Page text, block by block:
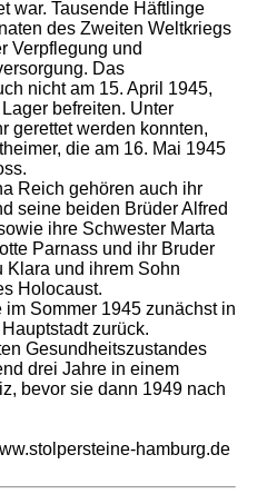
war. Tausende Häftlinge
des Zweiten Weltkriegs
Verpflegung und
Das
nicht am 15. April 1945,
befreiten. Unter
gerettet werden konnten,
die am 16. Mai 1945
Reich gehören auch ihr
seine beiden Brüder Alfred
ihre Schwester Marta
Parnass und ihr Bruder
Klara und ihrem Sohn
Holocaust.
im Sommer 1945 zunächst in
zurück.
Gesundheitszustandes
drei Jahre in einem
bevor sie dann 1949 nach
hamburg.de